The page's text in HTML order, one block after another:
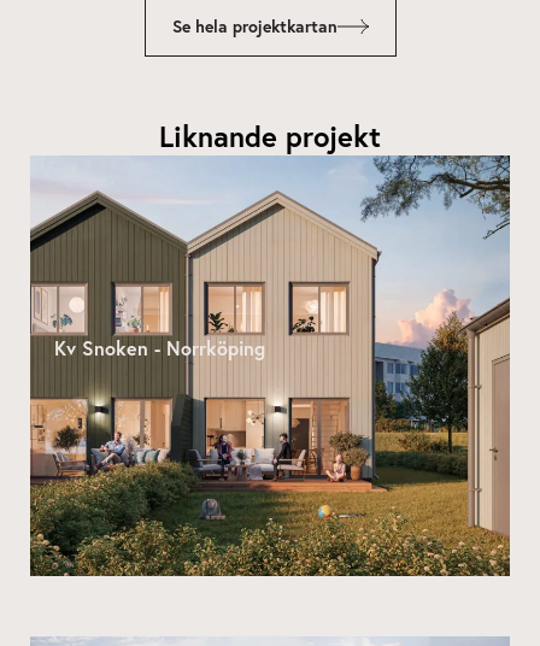
Se hela projektkartan
Liknande projekt
Kv Snoken - Norrköping